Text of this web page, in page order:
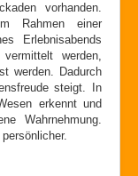
vorhanden.
Rahmen einer
Erlebnisabends
werden,
werden. Dadurch
steigt.
In
erkennt und
Wahrnehmung.